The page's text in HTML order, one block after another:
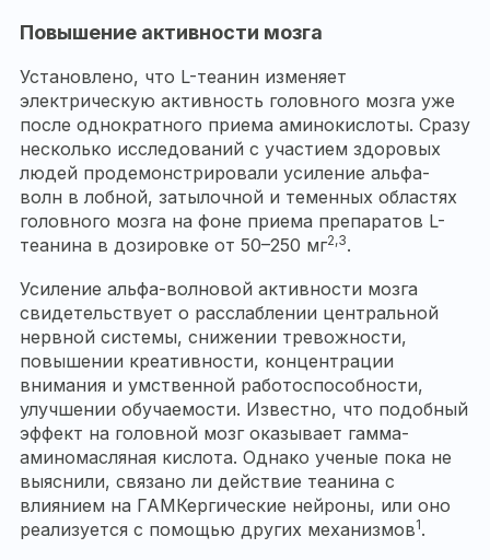
Повышение активности мозга
Установлено, что L-теанин изменяет
электрическую активность головного мозга уже
после однократного приема аминокислоты. Сразу
несколько исследований с участием здоровых
людей продемонстрировали усиление альфа-
волн в лобной, затылочной и теменных областях
головного мозга на фоне приема препаратов L-
теанина в дозировке от 50–250 мг2,3.
Усиление альфа-волновой активности мозга
свидетельствует о расслаблении центральной
нервной системы, снижении тревожности,
повышении креативности, концентрации
внимания и умственной работоспособности,
улучшении обучаемости. Известно, что подобный
эффект на головной мозг оказывает гамма-
аминомасляная кислота. Однако ученые пока не
выяснили, связано ли действие теанина с
влиянием на ГАМКергические нейроны, или оно
реализуется с помощью других механизмов1.